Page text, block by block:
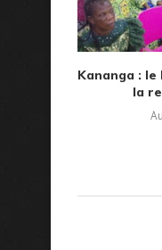
Kananga : le
la